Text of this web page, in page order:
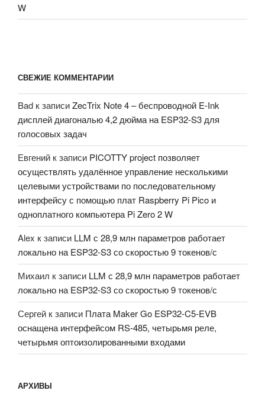
W
СВЕЖИЕ КОММЕНТАРИИ
Bad к записиZecTrix Note 4 – беспроводной E-Ink
дисплей диагональю 4,2 дюйма на ESP32-S3 для
голосовых задач
Евгений к записи PICOTTY project позволяет
осуществлять удалённое управление несколькими
целевыми устройствами по последовательному
интерфейсу с помощью плат Raspberry Pi Pico и
одноплатного компьютера Pi Zero 2 W
Alex к записи LLM с 28,9 млн параметров работает
локально на ESP32-S3 со скоростью 9 токенов/с
Михаил к записи LLM с 28,9 млн параметров работает
локально на ESP32-S3 со скоростью 9 токенов/с
Сергей к записи Плата Maker Go ESP32-C5-EVB
оснащена интерфейсом RS-485, четырьмя реле,
четырьмя оптоизолированными входами
АРХИВЫ